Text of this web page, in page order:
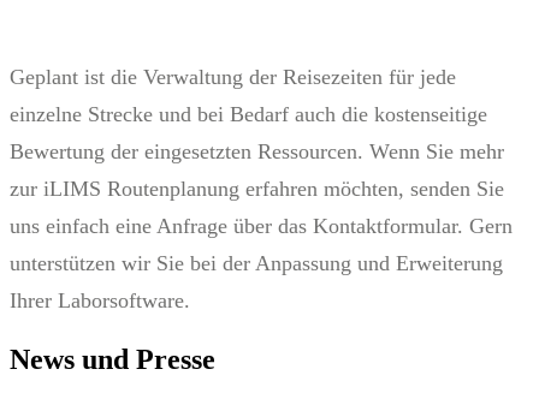
Geplant ist die Verwaltung der Reisezeiten für jede
einzelne Strecke und bei Bedarf auch die kostenseitige
Bewertung der eingesetzten Ressourcen. Wenn Sie mehr
zur iLIMS Routenplanung erfahren möchten, senden Sie
uns einfach eine Anfrage über das Kontaktformular. Gern
unterstützen wir Sie bei der Anpassung und Erweiterung
Ihrer Laborsoftware.
News und Presse